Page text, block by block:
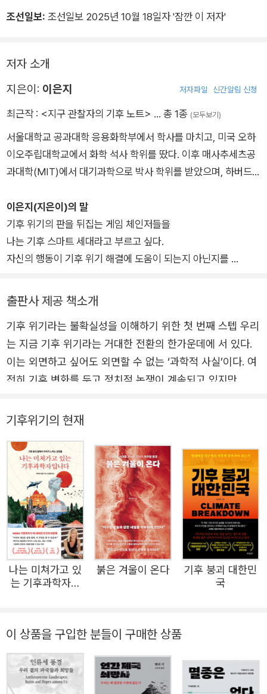
조선일보: 조선일보 2025년 10월 18일자 '잠깐 이 저자'
저자 소개
지은이: 이은지 저자파일 신간알림 신청
최근작 : <지구 관찰자의 기후 노트> … 총 1종 (모두보기)
서울대학교 공과대학 응용화학부에서 학사를 마치고, 미국 오하
이오주립대학교에서 화학 석사 학위를 땄다. 이후 매사추세츠공
과대학(MIT)에서 대기과학으로 박사 학위를 받았으며, 하버드
원으로 3년간 일했다. 현재 워싱턴 디시 근교에 위치한 NASA의
고다드 우주항공센터에서 협력 연구원으로 탄소 순환, 물 순환,
계절 예측에 관한 연구를 수행하고 있다. 기후 위기 해결을 위한
정책에도 관심이 많아 매릴랜드대학 공공정책대학원에서 과학기
이은지(지은이)의 말
기후 위기의 판을 뒤집는 게임 체인저들을
나는 기후 스마트 세대라고 부르고 싶다.
자신의 행동이 기후 위기 해결에 도움이 되는지 아닌지를
진정한 스마트 세대 말이다.
출판사 제공 책소개
기후 위기라는 불확실성을 이해하기 위한 첫 번째 스텝 우리
는 지금 기후 위기라는 거대한 전환의 한가운데에 서 있다.
이는 외면하고 싶어도 외면할 수 없는 ‘과학적 사실’이다. 여
전히 기후 변화를 두고 정치적 논쟁이 계속되고 있지만, 관
과학적 사실을 어떻게 이해해야 하는가? 날씨가 예전과 다
협이 될 것이라는 것도 인식하고 있다. 하지만 기후 변화라
는 불명확한 개념을 제대로 이해하는 것은 완전히 다른 문제
다. 기후 위기의 최전선에서 관련 연구를 진행 중인 저자는
극한 기후 현상, 지구 온난화, 탄소의 흐름, 물의 순환 등 얽
히고설킨 기후 변화의 각 요소들을 균형 있는 시각으로 설명
한다. 『지구 관찰자의 기후 노트』는 기후 위기를 이해하고
싶지만 막연하기만 한 사람들을 위한 ‘기후 위기 입문서’이
자, ‘미래를 위한 기록’이다. 오랜 시간 지구를 관찰하며 기후
과학자로서 기후 위기라는 실존하는 현상을 냉철하게 분석
들어 낼 미래에 대한 희망 역시 잃지 않는다. 기후 위기를 해
결할 단 하나의 정답은 없다. 하지만 다양한 시도들이 ‘기후
기후위기의 현재
나는 미쳐가고 있
는 기후과학자입
붉은 겨울이 온다
기후 붕괴 대한민
국
이 상품을 구입한 분들이 구매한 상품